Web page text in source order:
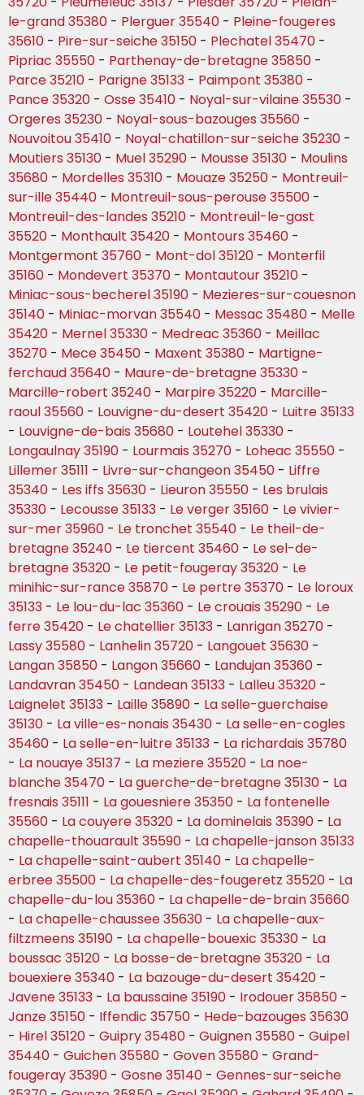
le-grand 35380 - Plerguer 35540 - Pleine-fougeres
35610 - Pire-sur-seiche 35150 - Plechatel 35470 -
Pipriac 35550 - Parthenay-de-bretagne 35850 -
Parce 35210 - Parigne 35133 - Paimpont 35380 -
Pance 35320 - Osse 35410 - Noyal-sur-vilaine 35530 -
Orgeres 35230 - Noyal-sous-bazouges 35560 -
Nouvoitou 35410 - Noyal-chatillon-sur-seiche 35230 -
Moutiers 35130 - Muel 35290 - Mousse 35130 - Moulins
35680 - Mordelles 35310 - Mouaze 35250 - Montreuil-
sur-ille 35440 - Montreuil-sous-perouse 35500 -
Montreuil-des-landes 35210 - Montreuil-le-gast
35520 - Monthault 35420 - Montours 35460 -
Montgermont 35760 - Mont-dol 35120 - Monterfil
35160 - Mondevert 35370 - Montautour 35210 -
Miniac-sous-becherel 35190 - Mezieres-sur-couesnon
35140 - Miniac-morvan 35540 - Messac 35480 - Melle
35420 - Mernel 35330 - Medreac 35360 - Meillac
35270 - Mece 35450 - Maxent 35380 - Martigne-
ferchaud 35640 - Maure-de-bretagne 35330 -
Marcille-robert 35240 - Marpire 35220 - Marcille-
raoul 35560 - Louvigne-du-desert 35420 - Luitre 35133
- Louvigne-de-bais 35680 - Loutehel 35330 -
Longaulnay 35190 - Lourmais 35270 - Loheac 35550 -
Lillemer 35111 - Livre-sur-changeon 35450 - Liffre
35340 - Les iffs 35630 - Lieuron 35550 - Les brulais
35330 - Lecousse 35133 - Le verger 35160 - Le vivier-
sur-mer 35960 - Le tronchet 35540 - Le theil-de-
bretagne 35240 - Le tiercent 35460 - Le sel-de-
bretagne 35320 - Le petit-fougeray 35320 - Le
minihic-sur-rance 35870 - Le pertre 35370 - Le loroux
35133 - Le lou-du-lac 35360 - Le crouais 35290 - Le
ferre 35420 - Le chatellier 35133 - Lanrigan 35270 -
Lassy 35580 - Lanhelin 35720 - Langouet 35630 -
Langan 35850 - Langon 35660 - Landujan 35360 -
Landavran 35450 - Landean 35133 - Lalleu 35320 -
Laignelet 35133 - Laille 35890 - La selle-guerchaise
35130 - La ville-es-nonais 35430 - La selle-en-cogles
35460 - La selle-en-luitre 35133 - La richardais 35780
- La nouaye 35137 - La meziere 35520 - La noe-
blanche 35470 - La guerche-de-bretagne 35130 - La
fresnais 35111 - La gouesniere 35350 - La fontenelle
35560 - La couyere 35320 - La dominelais 35390 - La
chapelle-thouarault 35590 - La chapelle-janson 35133
- La chapelle-saint-aubert 35140 - La chapelle-
erbree 35500 - La chapelle-des-fougeretz 35520 - La
chapelle-du-lou 35360 - La chapelle-de-brain 35660
- La chapelle-chaussee 35630 - La chapelle-aux-
filtzmeens 35190 - La chapelle-bouexic 35330 - La
boussac 35120 - La bosse-de-bretagne 35320 - La
bouexiere 35340 - La bazouge-du-desert 35420 -
Javene 35133 - La baussaine 35190 - Irodouer 35850 -
Janze 35150 - Iffendic 35750 - Hede-bazouges 35630
- Hirel 35120 - Guipry 35480 - Guignen 35580 - Guipel
35440 - Guichen 35580 - Goven 35580 - Grand-
fougeray 35390 - Gosne 35140 - Gennes-sur-seiche